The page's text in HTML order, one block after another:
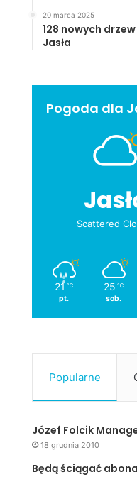
20 marca 2025
128 nowych
Jasła
Pogoda dla
Scattered
21 ℃
pt.
25 ℃
sob.
Popularne
Józef Folcik
18 grudnia 2010
Będą ściągać